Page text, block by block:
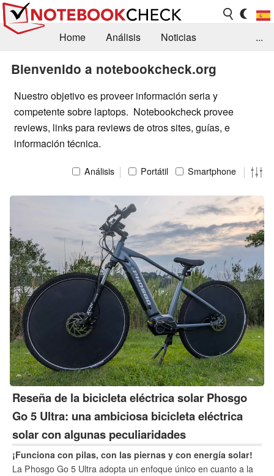
Home Análisis
Noticias
FAQ/Técnica
Biblioteca
Orientación para la Compra
Busca
Contacto
...
Bienvenido a notebookcheck.org
Nuestro objetivo es proveer información seria y
competente sobre laptops. Notebookcheck provee
reviews, links para reviews de otros sites, guías, e
información técnica.
Análisis Portátil Smartphone
Reseña de la bicicleta eléctrica solar Phosgo
Go 5 Ultra: una ambiciosa bicicleta eléctrica
solar con algunas peculiaridades
¡Funciona con pilas, con las piernas y con energía solar!
La Phosgo Go 5 Ultra adopta un enfoque único en cuanto a la